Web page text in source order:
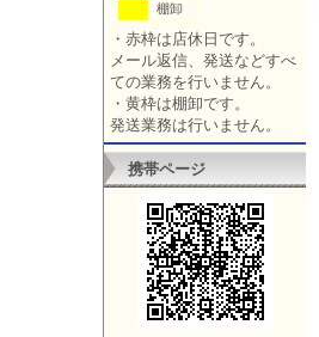
棚卸
・赤枠は店休日です。
メール返信、発送などすべ
ての業務を行いません。
・黄枠は棚卸です。
発送業務は行いません。
携帯ページ